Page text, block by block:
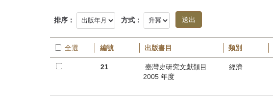
究
所-
首
排序： 方式：
全選 編號 出版書目 類別
21
臺灣史研究文獻類目
2005 年度
經濟